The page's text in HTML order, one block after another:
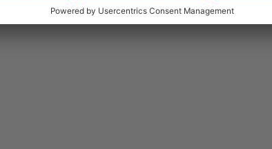
07.08.2026, 05:30 UHR IN HANAU